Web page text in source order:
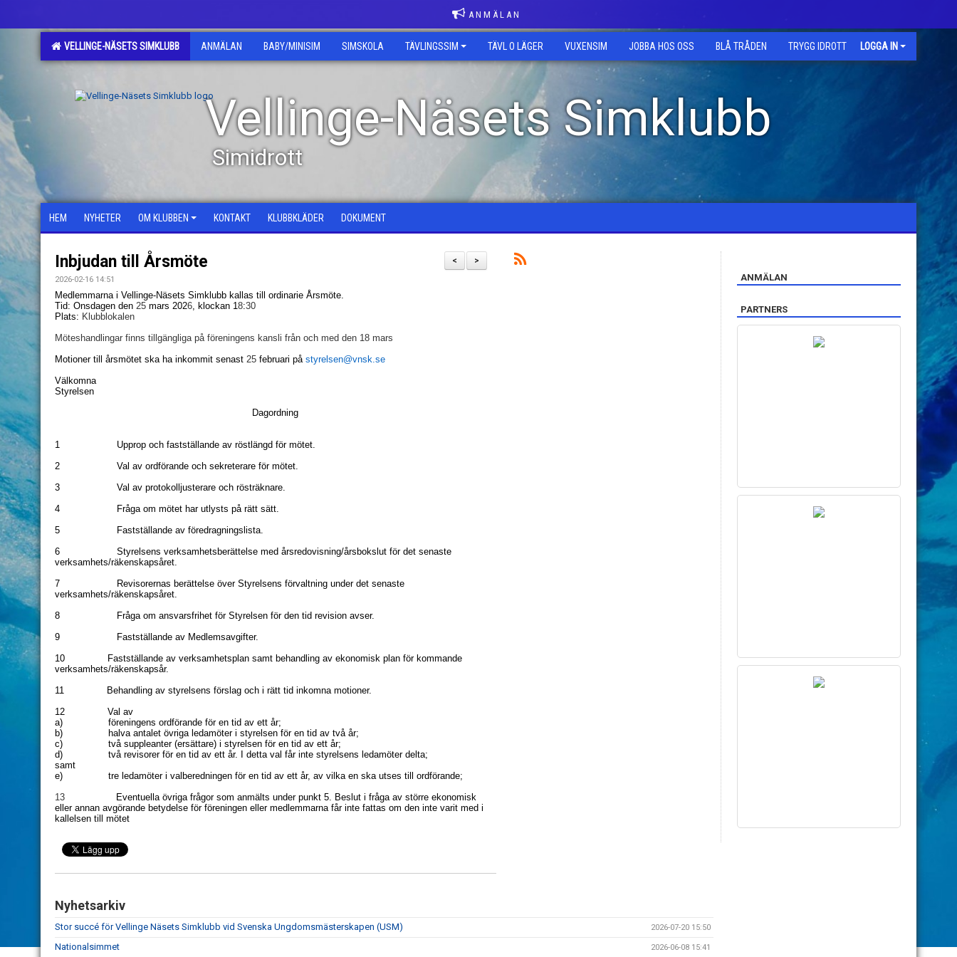
A N M Ä L A N
VELLINGE-NÄSETS SIMKLUBB ANMÄLAN BABY/MINISIM SIMSKOLA TÄVLINGSSIM TÄVL O LÄGER VUXENSIM JOBBA HOS OSS BLÅ TRÅDEN TRYGG IDROTT LOGGA IN
Vellinge-Näsets Simklubb
Simidrott
HEM NYHETER OM KLUBBEN KONTAKT KLUBBKLÄDER DOKUMENT
>
<
Inbjudan till Årsmöte
2026-02-16 14:51
Medlemmarna i Vellinge-Näsets Simklubb kallas till ordinarie Årsmöte.
Tid: Onsdagen den 25mars 2026, klockan 18:30
Plats: Klubblokalen
Möteshandlingar finns tillgängliga på föreningens kansli från och med den 18 mars
Motioner till årsmötet ska ha inkommit senast 25februari på styrelsen@vnsk.se
Välkomna
Styrelsen
Dagordning
1
Upprop och fastställande av röstlängd för mötet.
2
Val av ordförande och sekreterare för mötet.
3
Val av protokolljusterare och rösträknare.
4
Fråga om mötet har utlysts på rätt sätt.
5
Fastställande av föredragningslista.
6
Styrelsens verksamhetsberättelse med årsredovisning/årsbokslut för det senaste
verksamhets/räkenskapsåret.
7
Revisorernas berättelse över Styrelsens förvaltning under det senaste
verksamhets/räkenskapsåret.
8
Fråga om ansvarsfrihet för Styrelsen för den tid revision avser.
9
Fastställande av Medlemsavgifter.
10
Fastställande av verksamhetsplan samt behandling av ekonomisk plan för kommande
verksamhets/räkenskapsår.
11
Behandling av styrelsens förslag och i rätt tid inkomna motioner.
12
Val av
a)
föreningens ordförande för en tid av ett år;
b)
halva antalet övriga ledamöter i styrelsen för en tid av två år;
c)
två suppleanter (ersättare) i styrelsen för en tid av ett år;
d)
två revisorer för en tid av ett år. I detta val får inte styrelsens ledamöter delta;
samt
e)
tre ledamöter i valberedningen för en tid av ett år, av vilka en ska utses till ordförande;
13
Eventuella övriga frågor som anmälts under punkt 5. Beslut i fråga av större ekonomisk
eller annan avgörande betydelse för föreningen eller medlemmarna får inte fattas om den inte varit med i
kallelsen till mötet
Nyhetsarkiv
Stor succé för Vellinge Näsets Simklubb vid Svenska Ungdomsmästerskapen (USM) 2026-07-20 15:50
Nationalsimmet 2026-06-08 15:41
ANMÄLAN
PARTNERS